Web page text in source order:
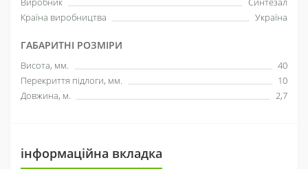
Країна виробництва
Україна
ГАБАРИТНІ РОЗМІРИ
Висота, мм.
40
Перекриття підлоги, мм.
10
Довжина, м.
2,7
інформаційна вкладка